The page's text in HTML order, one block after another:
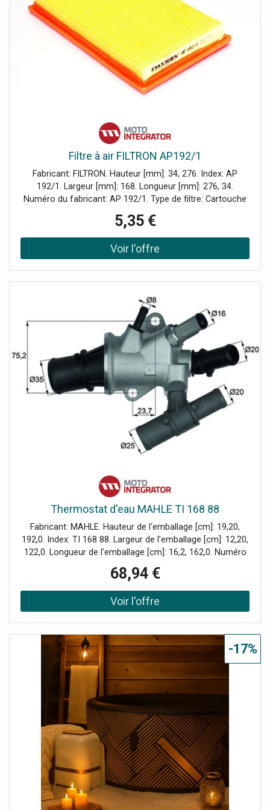
Filtre à air FILTRON AP192/1
Fabricant: FILTRON. Hauteur [mm]: 34, 276. Index: AP
192/1. Largeur [mm]: 168. Longueur [mm]: 276, 34.
Numéro du fabricant: AP 192/1. Type de filtre: Cartouche
5,35 €
Thermostat d'eau MAHLE TI 168 88
Fabricant: MAHLE. Hauteur de l'emballage [cm]: 19,20,
192,0. Index: TI 168 88. Largeur de l'emballage [cm]: 12,20,
122,0. Longueur de l'emballage [cm]: 16,2, 162,0. Numéro
du fabricant: TI 168 88. Poids net [g]: 515,0, 576,0.
Température initiale [°c]: 88.
68,94 €
-17%